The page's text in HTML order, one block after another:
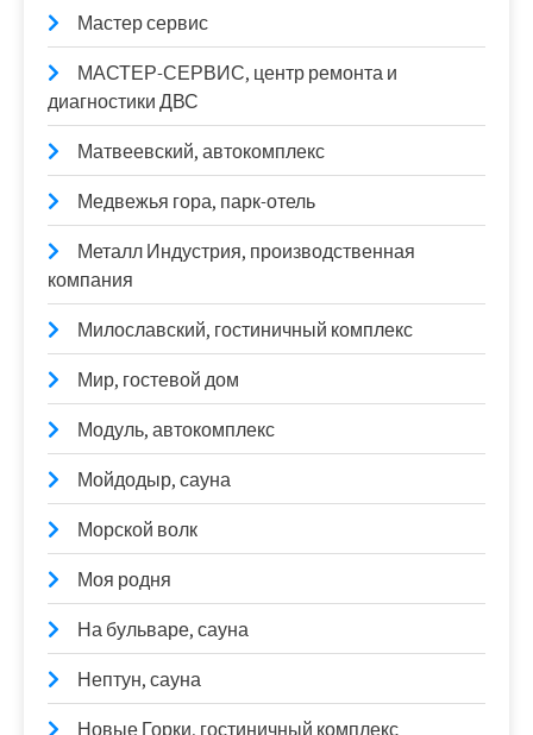
Мастер сервис
МАСТЕР-СЕРВИС, центр ремонта и
диагностики ДВС
Матвеевский, автокомплекс
Медвежья гора, парк-отель
Металл Индустрия, производственная
компания
Милославский, гостиничный комплекс
Мир, гостевой дом
Модуль, автокомплекс
Мойдодыр, сауна
Морской волк
Моя родня
На бульваре, сауна
Нептун, сауна
Новые Горки, гостиничный комплекс